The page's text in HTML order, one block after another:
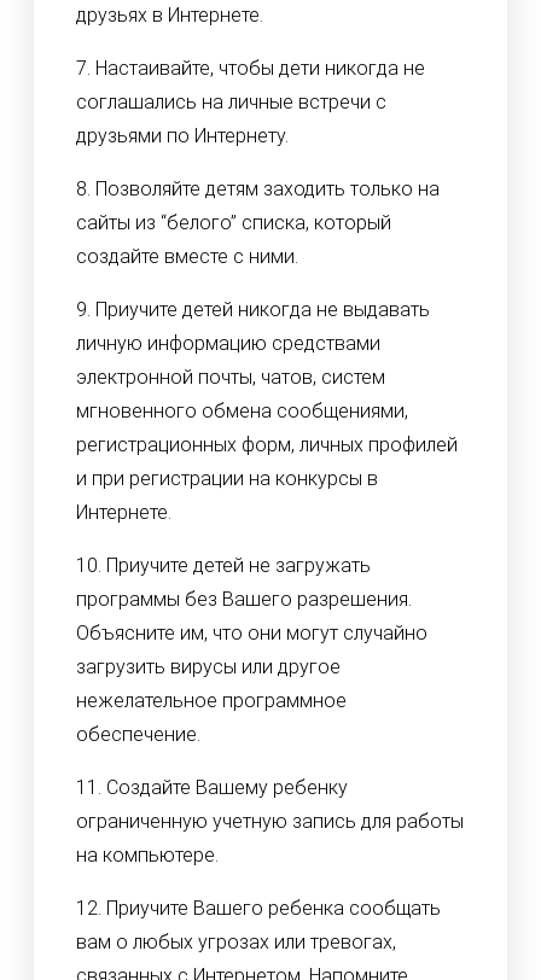
друзьях в Интернете.
7. Настаивайте, чтобы дети никогда не
соглашались на личные встречи с
друзьями по Интернету.
8. Позволяйте детям заходить только на
сайты из “белого” списка, который
создайте вместе с ними.
9. Приучите детей никогда не выдавать
личную информацию средствами
электронной почты, чатов, систем
мгновенного обмена сообщениями,
регистрационных форм, личных профилей
и при регистрации на конкурсы в
Интернете.
10. Приучите детей не загружать
программы без Вашего разрешения.
Объясните им, что они могут случайно
загрузить вирусы или другое
нежелательное программное
обеспечение.
11. Создайте Вашему ребенку
ограниченную учетную запись для работы
на компьютере.
12. Приучите Вашего ребенка сообщать
вам о любых угрозах или тревогах,